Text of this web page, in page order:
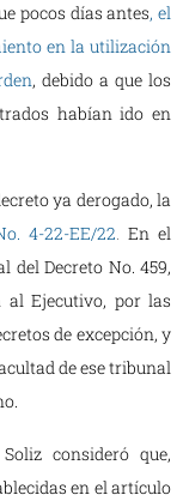
pocos días antes, el
en la utilización
, debido a que los
habían ido en
ya derogado, la
4-22-EE/22.En el
Decreto No. 459,
Ejecutivo, por las
de excepción, y
de ese tribunal
consideró que,
en el artículo